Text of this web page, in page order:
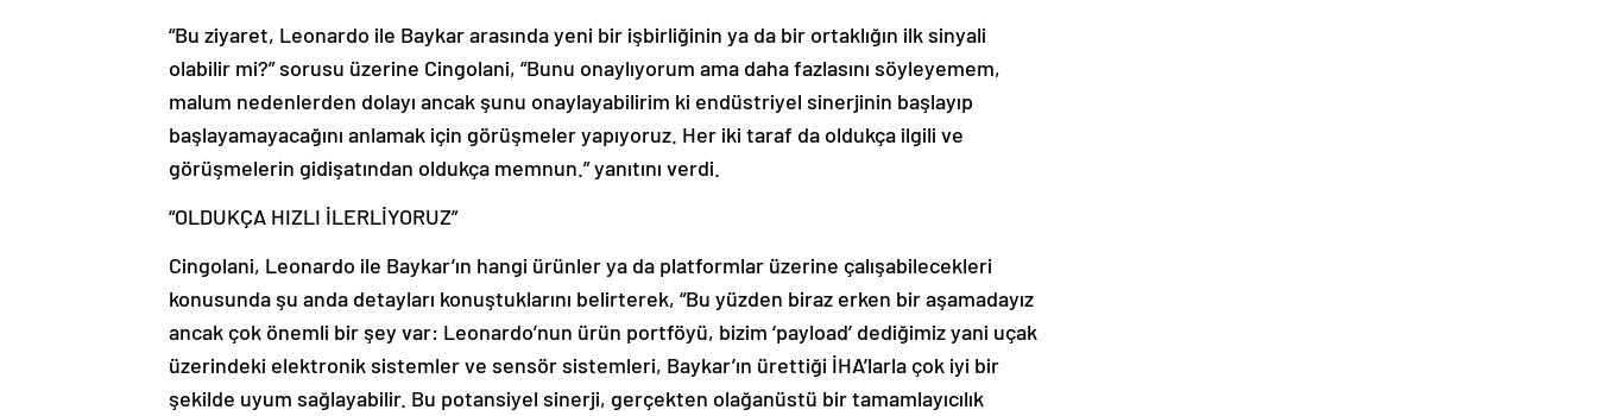
“Bu ziyaret, Leonardo ile Baykar arasında yeni bir işbirliğinin ya da bir ortaklığın ilk sinyali
olabilir mi?” sorusu üzerine Cingolani, “Bunu onaylıyorum ama daha fazlasını söyleyemem,
malum nedenlerden dolayı ancak şunu onaylayabilirim ki endüstriyel sinerjinin başlayıp
başlayamayacağını anlamak için görüşmeler yapıyoruz. Her iki taraf da oldukça ilgili ve
görüşmelerin gidişatından oldukça memnun.” yanıtını verdi.
“OLDUKÇA HIZLI İLERLİYORUZ”
Cingolani, Leonardo ile Baykar’ın hangi ürünler ya da platformlar üzerine çalışabilecekleri
konusunda şu anda detayları konuştuklarını belirterek, “Bu yüzden biraz erken bir aşamadayız
ancak çok önemli bir şey var: Leonardo’nun ürün portföyü, bizim ‘payload’ dediğimiz yani uçak
üzerindeki elektronik sistemler ve sensör sistemleri, Baykar’ın ürettiği İHA’larla çok iyi bir
şekilde uyum sağlayabilir. Bu potansiyel sinerji, gerçekten olağanüstü bir tamamlayıcılık